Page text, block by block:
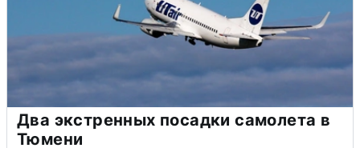
Два экстренных посадки самолета в
Тюмени